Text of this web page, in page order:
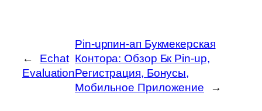
←
Echat
Evaluation
Pin-upпин-ап Букмекерская
Контора: Обзор Бк Pin-up,
Регистрация, Бонусы,
Мобильное Приложение
→